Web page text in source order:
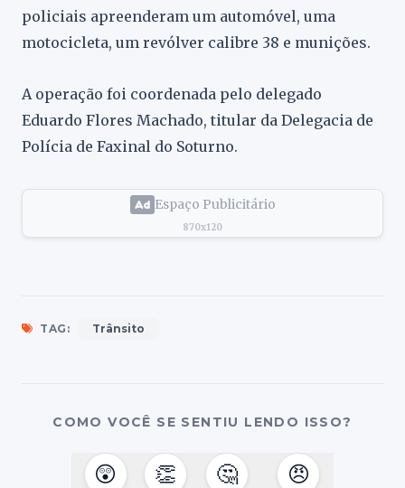
policiais apreenderam um automóvel, uma
motocicleta, um revólver calibre 38 e munições.
A operação foi coordenada pelo delegado
Eduardo Flores Machado, titular da Delegacia de
Polícia de Faxinal do Soturno.
Espaço Publicitário
870x120
TAG: Trânsito
COMO VOCÊ SE SENTIU LENDO ISSO?
😲 👏 🤔 😠